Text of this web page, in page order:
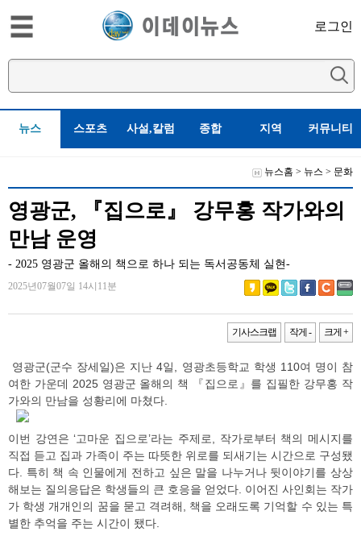
로그인
뉴스 스포츠 사설,칼럼 종합 지역 커뮤니티
뉴스홈 > 뉴스 > 문화
영광군, 『집으로』 강무홍 작가와의
만남 운영
- 2025 영광군 올해의 책으로 하나 되는 독서공동체 실현-
2025년07월07일 14시11분
기사스크랩 작게 - 크게 +
영광군(군수 장세일)은 지난 4일, 영광초등학교 학생 110여 명이 참
여한 가운데 2025 영광군 올해의 책 『집으로』를 집필한 강무홍 작
가와의 만남을 성황리에 마쳤다.
이번 강연은 ‘고마운 집으로’라는 주제로, 작가로부터 책의 메시지를
직접 듣고 집과 가족이 주는 따뜻한 위로를 되새기는 시간으로 구성됐
다. 특히 책 속 인물에게 전하고 싶은 말을 나누거나 뒷이야기를 상상
해보는 질의응답은 학생들의 큰 호응을 얻었다. 이어진 사인회는 작가
가 학생 개개인의 꿈을 묻고 격려해, 책을 오래도록 기억할 수 있는 특
별한 추억을 주는 시간이 됐다.